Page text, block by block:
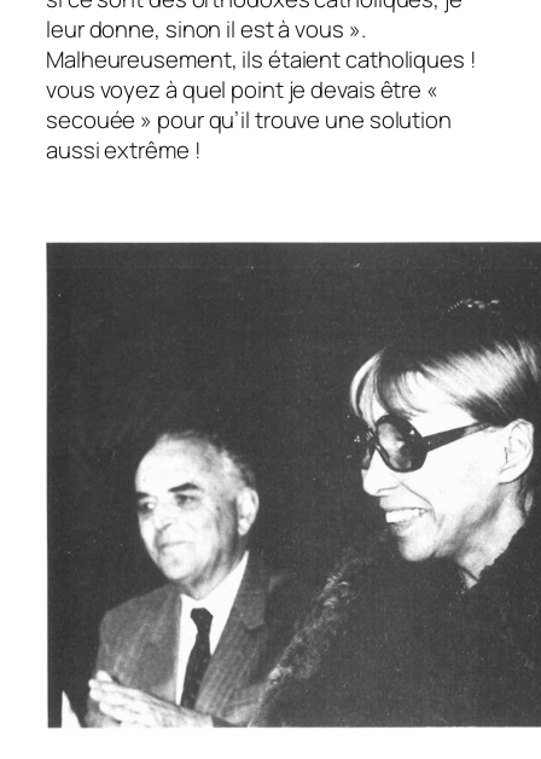
leur donne, sinon il est à vous ».
Malheureusement, ils étaient catholiques !
vous voyez à quel point je devais être «
secouée » pour qu’il trouve une solution
aussi extrême !